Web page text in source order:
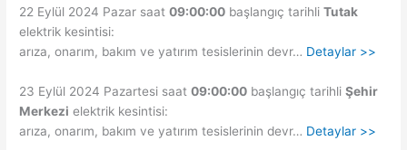
22 Eylül 2024 Pazar saat09:00:00 başlangıç tarihliTutak
elektrik kesintisi:
arıza, onarım, bakım ve yatırım tesislerinin devr… Detaylar >>
23 Eylül 2024 Pazartesi saat09:00:00 başlangıç tarihliŞehir
Merkezi elektrik kesintisi:
arıza, onarım, bakım ve yatırım tesislerinin devr… Detaylar >>